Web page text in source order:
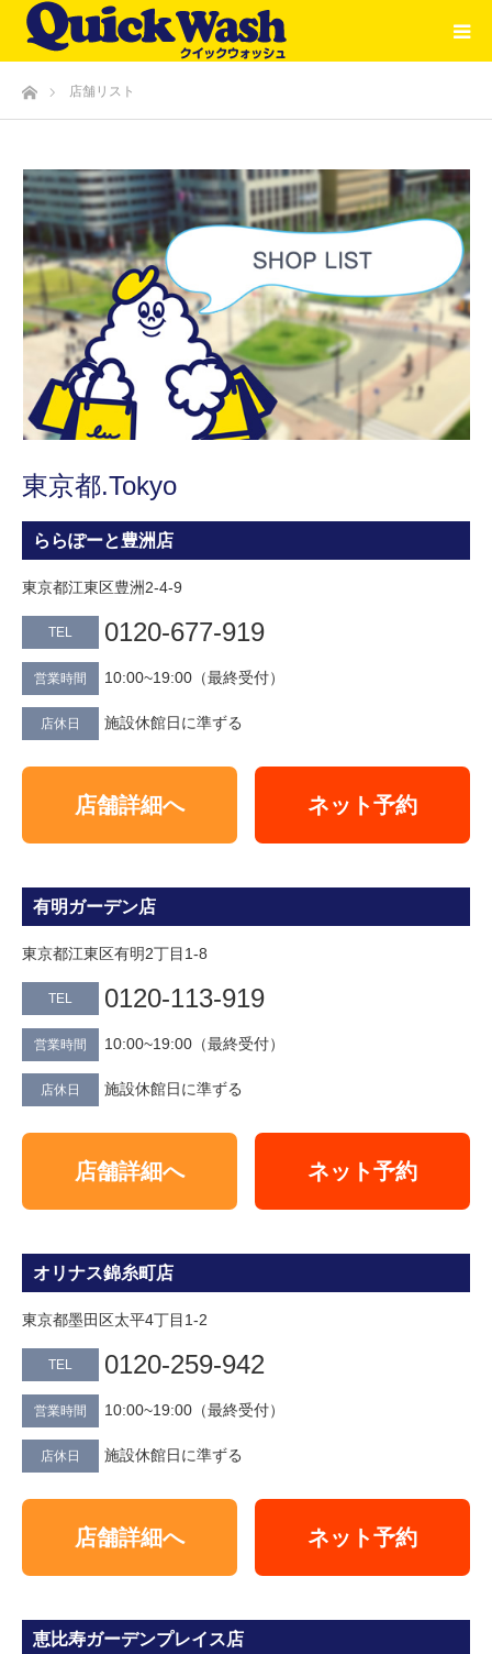
ホーム店舗リスト
東京都.Tokyo
ららぽーと豊洲店
東京都江東区豊洲2-4-9
TEL 0120‐677‐919
営業時間 10:00~19:00（最終受付）
店休日 施設休館日に準ずる
店舗詳細へ ネット予約
有明ガーデン店
東京都江東区有明2丁目1-8
TEL 0120-113-919
営業時間 10:00~19:00（最終受付）
店休日 施設休館日に準ずる
店舗詳細へ ネット予約
オリナス錦糸町店
東京都墨田区太平4丁目1-2
TEL 0120-259-942
営業時間 10:00~19:00（最終受付）
店休日 施設休館日に準ずる
店舗詳細へ ネット予約
恵比寿ガーデンプレイス店